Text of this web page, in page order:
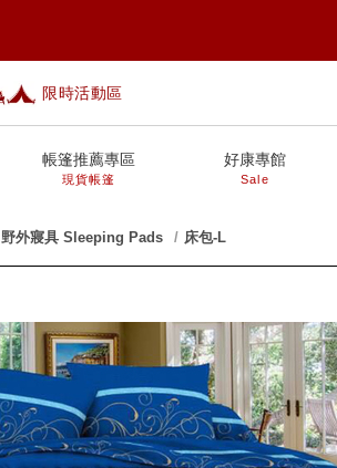
限時活動區
帳篷推薦專區
現貨帳篷
好康專館
Sale
野外寢具 Sleeping Pads 床包-L